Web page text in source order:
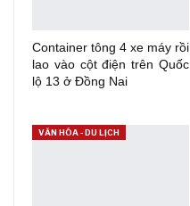
Container tông 4 xe máy rồi
lao vào cột điện trên Quốc
lộ 13 ở Đồng Nai
VĂN HÓA - DU LỊCH